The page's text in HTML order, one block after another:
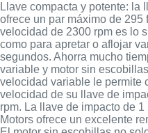
Llave compacta y potente: la
ofrece un par máximo de 295
velocidad de 2300 rpm es lo
como para apretar o aflojar
segundos. Ahorra mucho
variable y motor sin
velocidad variable le permite
velocidad de su llave de
rpm. La llave de impacto de
Motors ofrece un excelente